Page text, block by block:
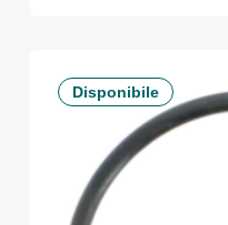
Disponibile